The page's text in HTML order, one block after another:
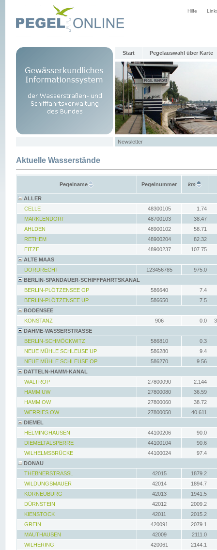
Hilfe
Start Pegelauswahl über Karte
Newsletter
Aktuelle Wasserstände
Pegelname Pegelnummer km
ALLER
CELLE
48300105
1.74
MARKLENDORF
48700103
38.47
AHLDEN
48900102
58.71
RETHEM
48900204
82.32
EITZE
48900237
107.75
ALTE MAAS
DORDRECHT
123456785
975.0
BERLIN-SPANDAUER-SCHIFFFAHRTSKANAL
BERLIN-PLÖTZENSEE OP
586640
7.4
BERLIN-PLÖTZENSEE UP
586650
7.5
BODENSEE
KONSTANZ
906 0.0
DAHME-WASSERSTRASSE
BERLIN-SCHMÖCKWITZ
586810
0.3
NEUE MÜHLE SCHLEUSE UP
586280
9.4
NEUE MÜHLE SCHLEUSE OP
586270
9.56
DATTELN-HAMM-KANAL
WALTROP
27800090
2.144
HAMM UW
27800080
36.59
HAMM OW
27800060
38.72
WERRIES OW
27800050
40.611
DIEMEL
HELMINGHAUSEN
44100206
90.0
DIEMELTALSPERRE
44100104
90.6
WILHELMSBRÜCKE
44100024
97.4
DONAU
THEBNERSTRASSL
42015
1879.2
WILDUNGSMAUER
42014
1894.7
KORNEUBURG
42013
1941.5
DÜRNSTEIN
42012
2009.2
KIENSTOCK
42011
2015.2
GREIN
420091
2079.1
MAUTHAUSEN
42009
2111.0
WILHERING
420061
2144.1